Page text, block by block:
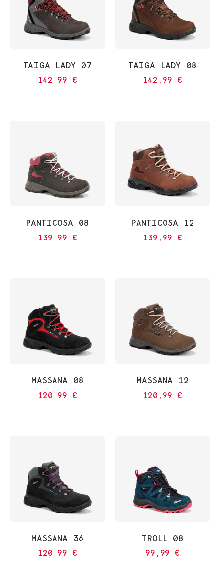
TAIGA LADY 07
142,99 €
TAIGA LADY 08
142,99 €
PANTICOSA 08
139,99 €
PANTICOSA 12
139,99 €
MASSANA 08
120,99 €
MASSANA 12
120,99 €
MASSANA 36
120,99 €
TROLL 08
99,99 €